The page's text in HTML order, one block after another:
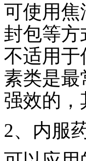
可使用焦
封包等
不适用于
素类是
强效的
2、内服